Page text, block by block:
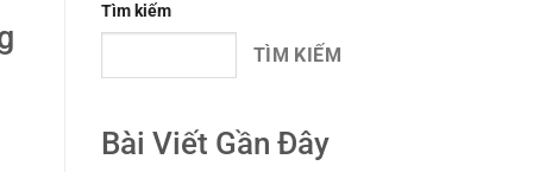
Tìm kiếm
TÌM KIẾM
Bài Viết Gần Đây